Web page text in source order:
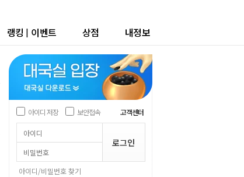
랭킹 | 이벤트 상점 내정보
아이디 저장 보안접속 고객센터
아이디/비밀번호 찾기